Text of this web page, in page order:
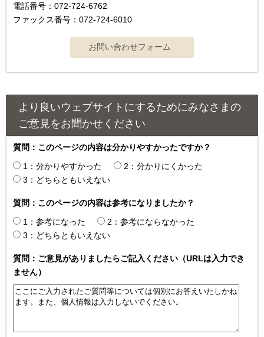
電話番号：072-724-6762
ファックス番号：072-724-6010
より良いウェブサイトにするためにみなさまの
ご意見をお聞かせください
質問：このページの内容は分かりやすかったですか？
1：分かりやすかった
2：分かりにくかった
3：どちらともいえない
質問：このページの内容は参考になりましたか？
1：参考になった
2：参考にならなかった
3：どちらともいえない
質問：ご意見がありましたらご記入ください（URLは入力でき
ません）